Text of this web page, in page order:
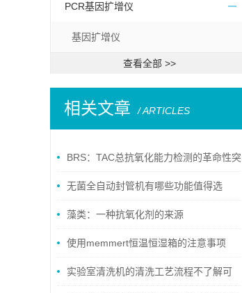
PCR基因扩增仪
基因扩增仪
查看全部 >>
相关文章 / ARTICLES
BRS：TAC总抗氧化能力检测的革命性突
破 无菌全自动封管机有哪些功能值得选
择？藻类：一种抗氧化剂的来源
使用memmert恒温恒湿箱的注意事项
实验室清洗机的清洗工艺流程不了解可